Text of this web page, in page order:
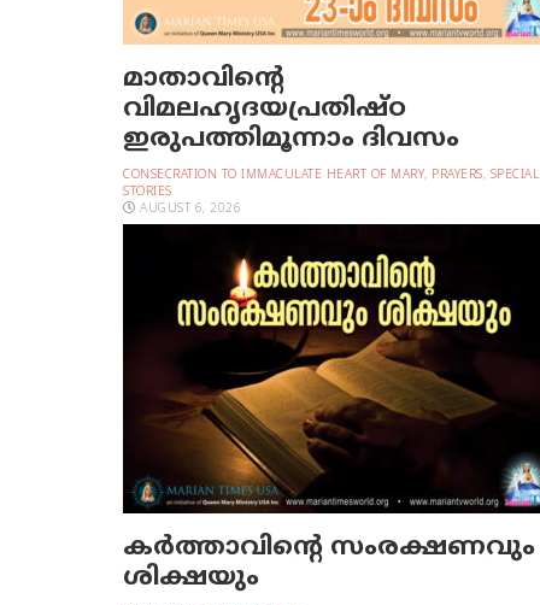
മാതാവിന്റെ
വിമലഹൃദയപ്രതിഷ്ഠ
ഇരുപത്തിമൂന്നാം ദിവസം
CONSECRATION TO IMMACULATE HEART OF MARY, PRAYERS, SPECIAL
STORIES
AUGUST 6, 2026
കർത്താവിന്റെ സംരക്ഷണവും
ശിക്ഷയും